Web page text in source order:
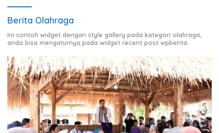
Berita Olahraga
Ini contoh widget dengan style gallery pada kategori olahraga,
anda bisa mengaturnya pada widget recent post wpberita.